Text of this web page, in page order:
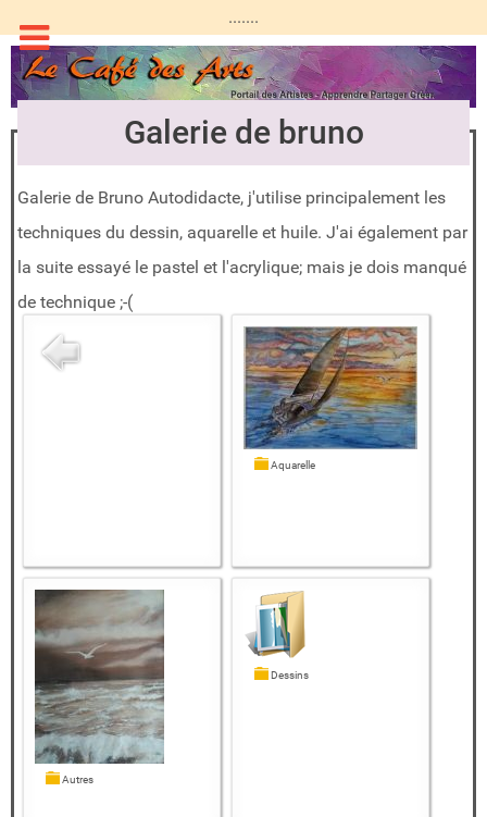
.......
Galerie de bruno
Galerie de Bruno Autodidacte, j'utilise principalement les
techniques du dessin, aquarelle et huile. J'ai également par
la suite essayé le pastel et l'acrylique; mais je dois manqué
de technique ;-(
Aquarelle
Autres
Dessins